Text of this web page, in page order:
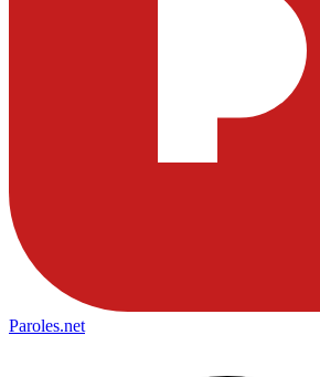
Paroles.net